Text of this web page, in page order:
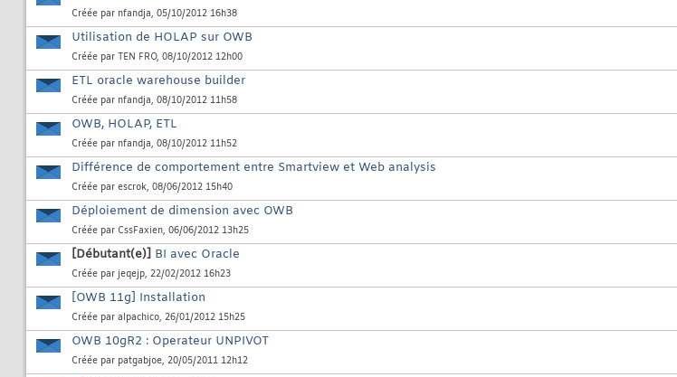
Créée par nfandja, 05/10/2012 16h38
Utilisation de HOLAP sur OWB
Créée par TEN FRO, 08/10/2012 12h00
ETL oracle warehouse builder
Créée par nfandja, 08/10/2012 11h58
OWB, HOLAP, ETL
Créée par nfandja, 08/10/2012 11h52
Différence de comportement entre Smartview et Web analysis
Créée par escrok, 08/06/2012 15h40
Déploiement de dimension avec OWB
Créée par CssFaxien, 06/06/2012 13h25
[Débutant(e)] BI avec Oracle
Créée par jeqejp, 22/02/2012 16h23
[OWB 11g] Installation
Créée par alpachico, 26/01/2012 15h25
OWB 10gR2 : Operateur UNPIVOT
Créée par patgabjoe, 20/05/2011 12h12